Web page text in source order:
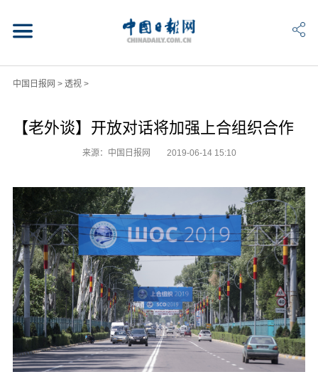
中国日报网 > 透视>
【老外谈】开放对话将加强上合组织合作
来源：中国日报网 2019-06-14 15:10